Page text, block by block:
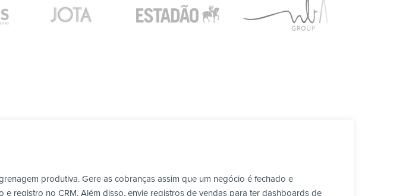
produtiva. Gere as cobranças assim que um negócio é fechado e
registro no CRM. Além disso, envie registros de vendas para ter dashboards de